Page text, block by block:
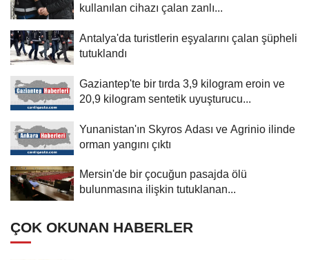
kullanılan cihazı çalan zanlı...
Antalya'da turistlerin eşyalarını çalan şüpheli
tutuklandı
Gaziantep'te bir tırda 3,9 kilogram eroin ve
20,9 kilogram sentetik uyuşturucu...
Yunanistan'ın Skyros Adası ve Agrinio ilinde
orman yangını çıktı
Mersin'de bir çocuğun pasajda ölü
bulunmasına ilişkin tutuklanan...
ÇOK OKUNAN HABERLER